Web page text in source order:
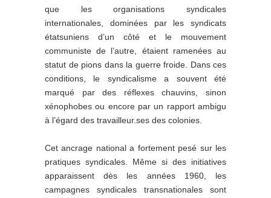
que les organisations syndicales
internationales, dominées par les syndicats
étatsuniens d’un côté et le mouvement
communiste de l’autre, étaient ramenées au
statut de pions dans la guerre froide. Dans ces
conditions, le syndicalisme a souvent été
marqué par des réflexes chauvins, sinon
xénophobes ou encore par un rapport ambigu
à l’égard des travailleur.ses des colonies.
Cet ancrage national a fortement pesé sur les
pratiques syndicales. Même si des initiatives
apparaissent dès les années 1960, les
campagnes syndicales transnationales sont